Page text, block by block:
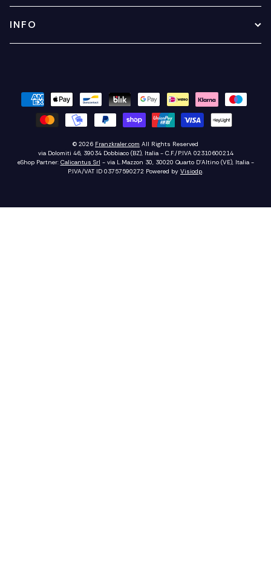
INFO
© 2026 Franzkraler.com All Rights Reserved
via Dolomiti 46, 39034 Dobbiaco (BZ), Italia - C.F./P.IVA 02310600214
eShop Partner: Calicantus Srl - via L.Mazzon 30, 30020 Quarto D'Altino (VE), Italia -
P.IVA/VAT ID 03757590272 Powered by Visiodp.